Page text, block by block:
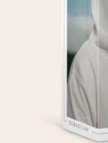
Gratis kort
Lav noget særligt
billede af dig eller
Intet besvær men